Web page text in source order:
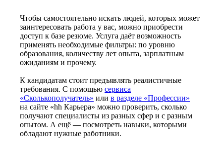
Чтобы самостоятельно искать людей, которых может
заинтересовать работа у вас, можно приобрести
доступ к базе резюме. Услуга даёт возможность
применять необходимые фильтры: по уровню
образования, количеству лет опыта, зарплатным
ожиданиям и прочему.
К кандидатам стоит предъявлять реалистичные
требования. С помощью сервиса
«Сколькополучатель» или в разделе «Профессии»
на сайте «hh Карьера» можно проверить, сколько
получают специалисты из разных сфер и с разным
опытом. А ещё — посмотреть навыки, которыми
обладают нужные работники.